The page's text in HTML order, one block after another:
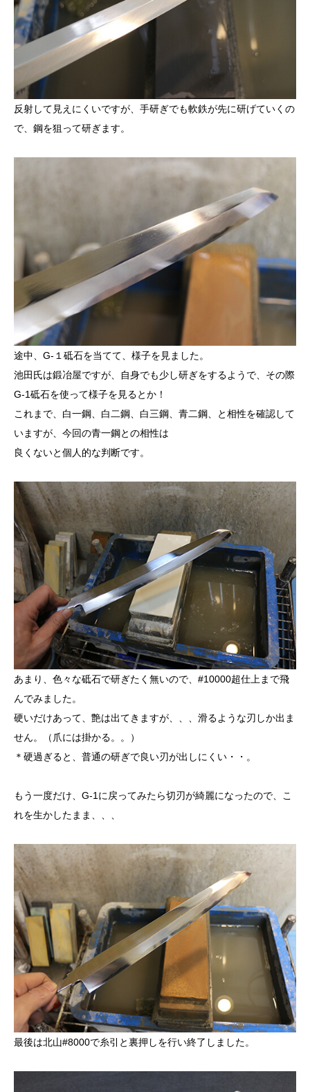
反射して見えにくいですが、手研ぎでも軟鉄が先に研げていくの
で、鋼を狙って研ぎます。
途中、G-１砥石を当てて、様子を見ました。
池田氏は鍛冶屋ですが、自身でも少し研ぎをするようで、その際
G-1砥石を使って様子を見るとか！
これまで、白一鋼、白二鋼、白三鋼、青二鋼、と相性を確認して
いますが、今回の青一鋼との相性は
良くないと個人的な判断です。
あまり、色々な砥石で研ぎたく無いので、#10000超仕上まで飛
んでみました。
硬いだけあって、艶は出てきますが、、、滑るような刃しか出ま
せん。（爪には掛かる。。）
＊硬過ぎると、普通の研ぎで良い刃が出しにくい・・。
もう一度だけ、G-1に戻ってみたら切刃が綺麗になったので、こ
れを生かしたまま、、、
最後は北山#8000で糸引と裏押しを行い終了しました。